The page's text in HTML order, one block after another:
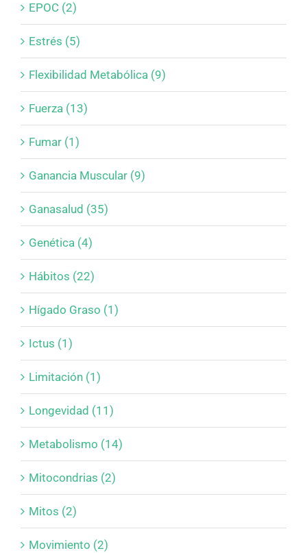
EPOC (2)
Estrés (5)
Flexibilidad Metabólica (9)
Fuerza (13)
Fumar (1)
Ganancia Muscular (9)
Ganasalud (35)
Genética (4)
Hábitos (22)
Hígado Graso (1)
Ictus (1)
Limitación (1)
Longevidad (11)
Metabolismo (14)
Mitocondrias (2)
Mitos (2)
Movimiento (2)